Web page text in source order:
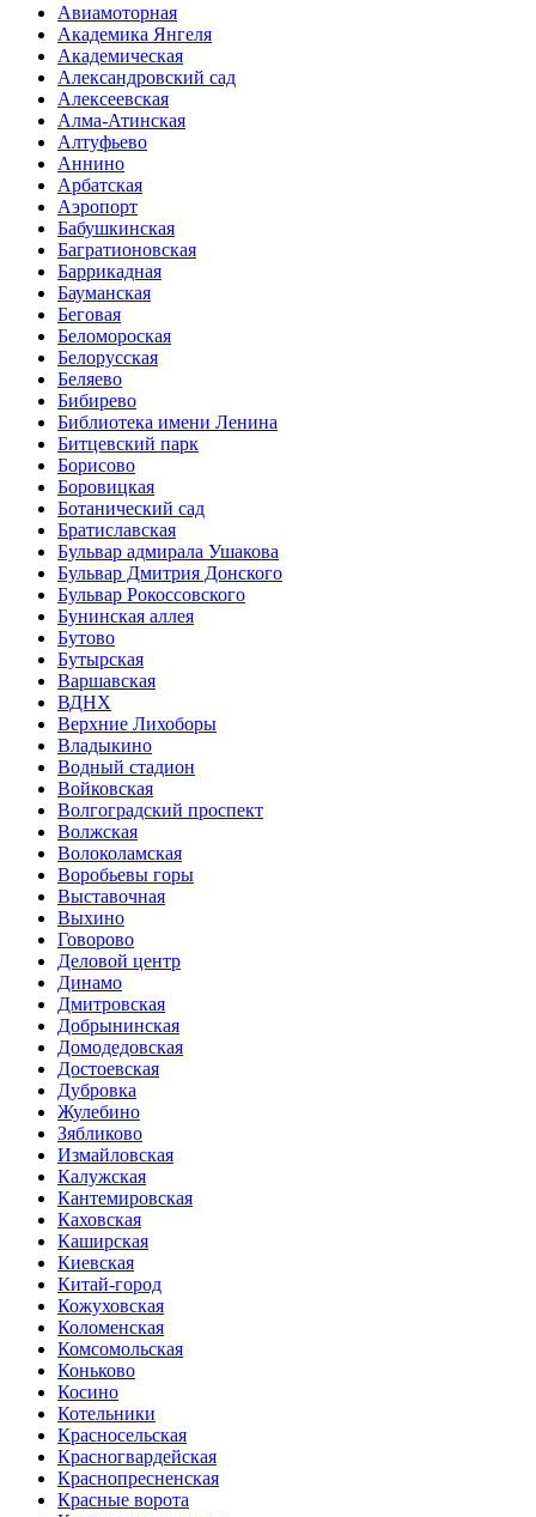
Авиамоторная
Академика Янгеля
Академическая
Александ­ровский сад
Алексеевская
Алма-Атинская
Алтуфьево
Аннино
Арбатская
Аэропорт
Бабушкинская
Багратионовская
Баррикадная
Бауманская
Беговая
Беломороская
Белорусская
Беляево
Бибирево
Библиотека имени Ленина
Битцевский парк
Борисово
Боровицкая
Ботанический сад
Братиславская
Бульвар адмирала Ушакова
Бульвар Дмитрия Донского
Бульвар Рокоссовского
Бунинская аллея
Бутово
Бутырская
Варшавская
ВДНХ
Верхние Лихоборы
Владыкино
Водный стадион
Войковская
Волгоградский проспект
Волжская
Волоколамская
Воробьевы горы
Выставочная
Выхино
Говорово
Деловой центр
Динамо
Дмитровская
Добрынинская
Домоде­довская
Достоевская
Дубровка
Жулебино
Зябликово
Измайловская
Калужская
Кантеми­ровская
Каховская
Каширская
Киевская
Китай-город
Кожуховская
Коломенская
Комсо­мольская
Коньково
Косино
Котельники
Красно­сельская
Красногвар­дейская
Краснопресненская
Красные ворота